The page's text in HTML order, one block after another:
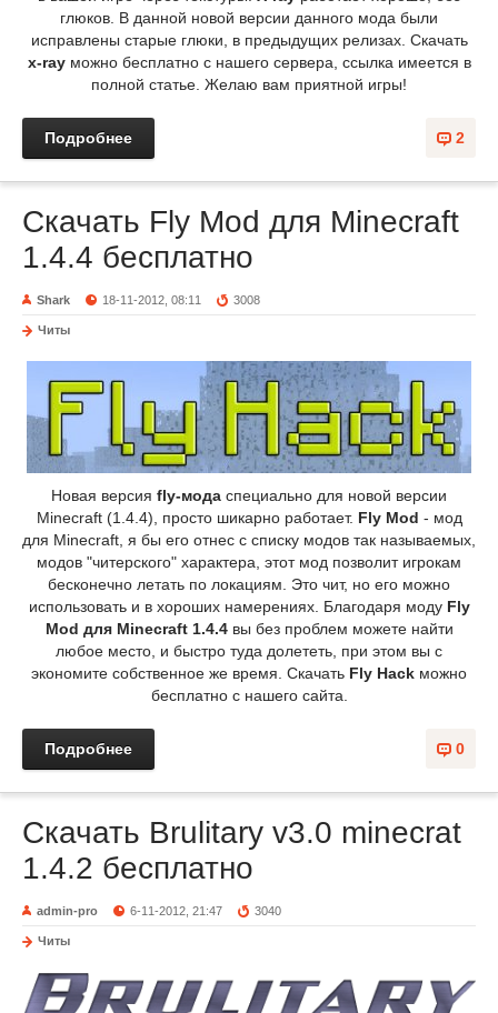
глюков. В данной новой версии данного мода были
исправлены старые глюки, в предыдущих релизах. Скачать
x-rayможно бесплатно с нашего сервера, ссылка имеется в
полной статье. Желаю вам приятной игры!
2
Подробнее
Скачать Fly Mod для Minecraft
1.4.4 бесплатно
Shark 18-11-2012, 08:11 3008
Читы
Новая версия fly-мода специально для новой версии
Minecraft (1.4.4), просто шикарно работает. Fly Mod - мод
для Minecraft, я бы его отнес с списку модов так называемых,
модов "читерского" характера, этот мод позволит игрокам
бесконечно летать по локациям. Это чит, но его можно
использовать и в хороших намерениях. Благодаря моду Fly
Mod для Minecraft 1.4.4вы без проблем можете найти
любое место, и быстро туда долететь, при этом вы с
экономите собственное же время. Скачать Fly Hack можно
бесплатно с нашего сайта.
0
Подробнее
Скачать Brulitary v3.0 minecrat
1.4.2 бесплатно
admin-pro 6-11-2012, 21:47 3040
Читы